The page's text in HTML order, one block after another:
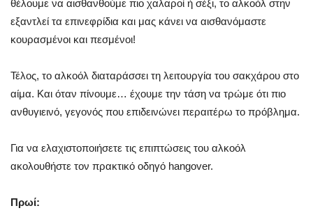
θέλουμε να αισθανθούμε πιο χαλαροί ή σέξι, το αλκοόλ στην
εξαντλεί τα επινεφρίδια και μας κάνει να αισθανόμαστε
κουρασμένοι και πεσμένοι!
Τέλος, το αλκοόλ διαταράσσει τη λειτουργία του σακχάρου στο
αίμα. Και όταν πίνουμε… έχουμε την τάση να τρώμε ότι πιο
ανθυγιεινό, γεγονός που επιδεινώνει περαιτέρω το πρόβλημα.
Για να ελαχιστοποιήσετε τις επιπτώσεις του αλκοόλ
ακολουθήστε τον πρακτικό οδηγό hangover.
Πρωί: